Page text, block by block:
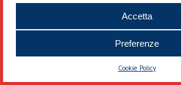
Accetta
Preferenze
Cookie Policy
Charlottesville con elmetti e
ovviamente nessuno
Stati Uniti
guerra.